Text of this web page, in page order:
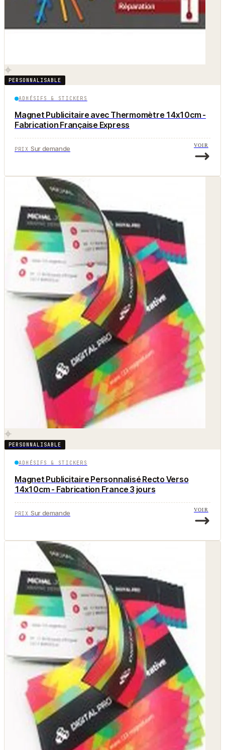
PERSONNALISABLE
ADHÉSIFS & STICKERS
Magnet Publicitaire avec Thermomètre 14x10cm -
Fabrication Française Express
PRIX Sur demande VOIR
PERSONNALISABLE
ADHÉSIFS & STICKERS
Magnet Publicitaire Personnalisé Recto Verso
14x10cm - Fabrication France 3 jours
PRIX Sur demande VOIR